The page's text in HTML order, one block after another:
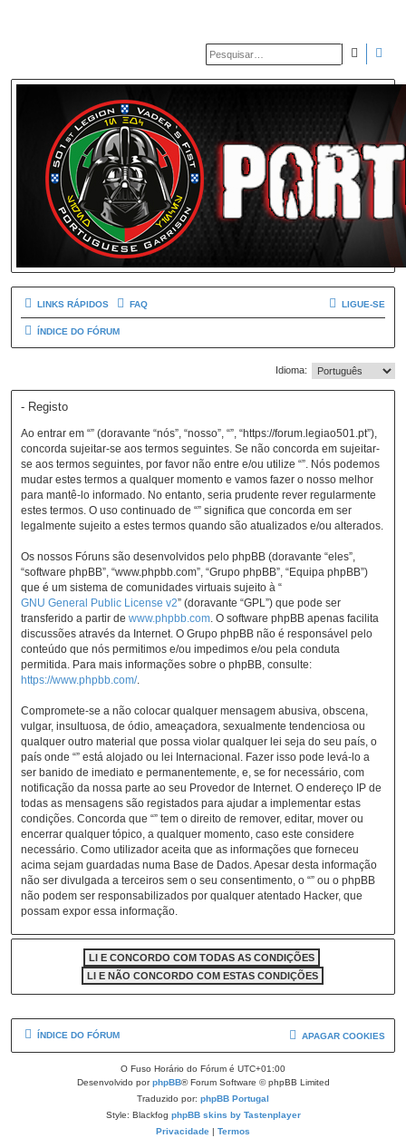
LINKS RÁPIDOS FAQ LIGUE-SE
ÍNDICE DO FÓRUM
Idioma:
- Registo
Ao entrar em “” (doravante “nós”, “nosso”, “”, “https://forum.legiao501.pt”),
concorda sujeitar-se aos termos seguintes. Se não concorda em sujeitar-
se aos termos seguintes, por favor não entre e/ou utilize “”. Nós podemos
mudar estes termos a qualquer momento e vamos fazer o nosso melhor
para mantê-lo informado. No entanto, seria prudente rever regularmente
estes termos. O uso continuado de “” significa que concorda em ser
legalmente sujeito a estes termos quando são atualizados e/ou alterados.
Os nossos Fóruns são desenvolvidos pelo phpBB (doravante “eles”,
“software phpBB”, “www.phpbb.com”, “Grupo phpBB”, “Equipa phpBB”)
que é um sistema de comunidades virtuais sujeito à “
GNU General Public License v2” (doravante “GPL”) que pode ser
transferido a partir de www.phpbb.com. O software phpBB apenas facilita
discussões através da Internet. O Grupo phpBB não é responsável pelo
conteúdo que nós permitimos e/ou impedimos e/ou pela conduta
permitida. Para mais informações sobre o phpBB, consulte:
https://www.phpbb.com/.
Compromete-se a não colocar qualquer mensagem abusiva, obscena,
vulgar, insultuosa, de ódio, ameaçadora, sexualmente tendenciosa ou
qualquer outro material que possa violar qualquer lei seja do seu país, o
país onde “” está alojado ou lei Internacional. Fazer isso pode levá-lo a
ser banido de imediato e permanentemente, e, se for necessário, com
notificação da nossa parte ao seu Provedor de Internet. O endereço IP de
todas as mensagens são registados para ajudar a implementar estas
condições. Concorda que “” tem o direito de remover, editar, mover ou
encerrar qualquer tópico, a qualquer momento, caso este considere
necessário. Como utilizador aceita que as informações que forneceu
acima sejam guardadas numa Base de Dados. Apesar desta informação
não ser divulgada a terceiros sem o seu consentimento, o “” ou o phpBB
não podem ser responsabilizados por qualquer atentado Hacker, que
possam expor essa informação.
ÍNDICE DO FÓRUM APAGAR COOKIES
O Fuso Horário do Fórum é UTC+01:00
Desenvolvido porphpBB® Forum Software © phpBB Limited
Traduzido por: phpBB Portugal
Style: Blackfog phpBB skins by Tastenplayer
Privacidade | Termos